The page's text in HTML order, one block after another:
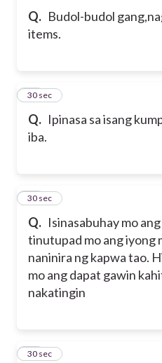
Q. Budol-budol
items.
Q. Ipinasa sa isang
iba.
33
30 sec
Q. Isinasabuhay mo
tinutupad mo ang iyong
naninira ng kapwa tao.
mo ang dapat gawin
nakatingin
34
30 sec
35
30 sec